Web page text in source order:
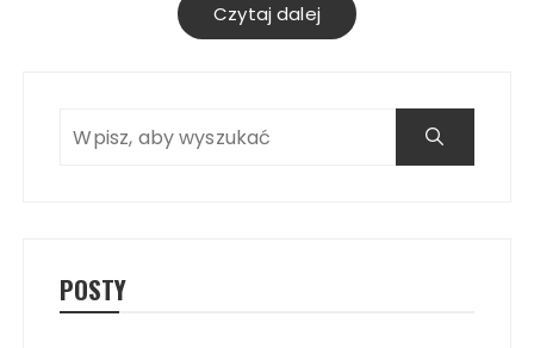
Czytaj dalej
POSTY